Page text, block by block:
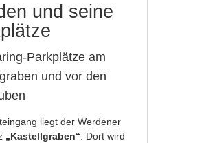
und seine
Parkplätze am
und vor den
liegt der Werdener
„Kastellgraben“ . Dort wird